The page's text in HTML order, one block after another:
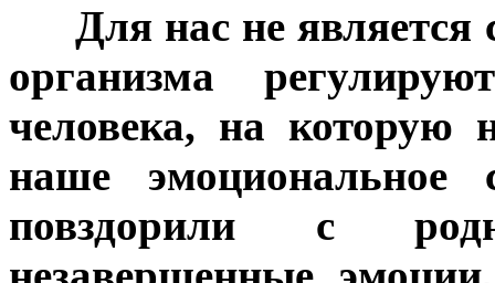
Для нас не является
организма
человека, на которую
наше
повздорили с